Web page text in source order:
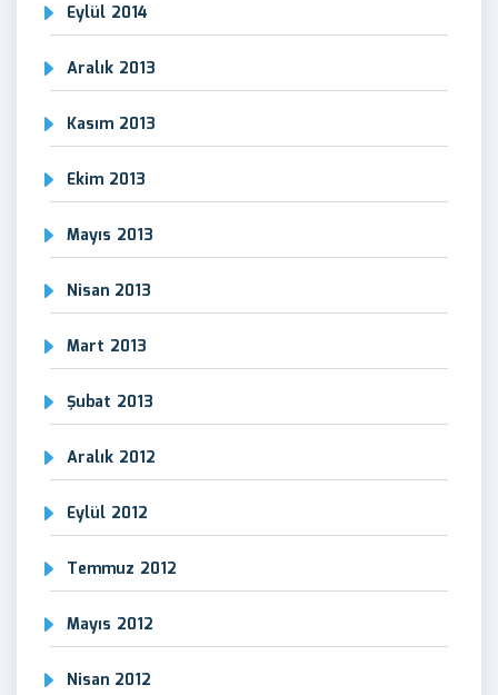
Eylül 2014
Aralık 2013
Kasım 2013
Ekim 2013
Mayıs 2013
Nisan 2013
Mart 2013
Şubat 2013
Aralık 2012
Eylül 2012
Temmuz 2012
Mayıs 2012
Nisan 2012